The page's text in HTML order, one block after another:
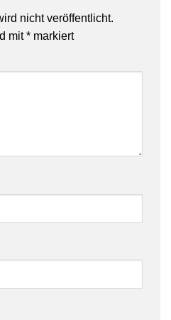
nicht veröffentlicht.
mit* markiert